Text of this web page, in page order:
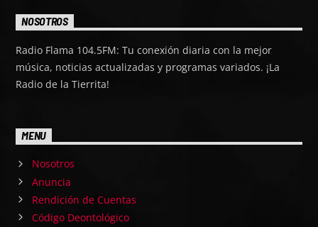
NOSOTROS
Radio Flama 104.5FM: Tu conexión diaria con la mejor
música, noticias actualizadas y programas variados. ¡La
Radio de la Tierrita!
MENU
Nosotros
Anuncia
Rendición de Cuentas
Código Deontológico